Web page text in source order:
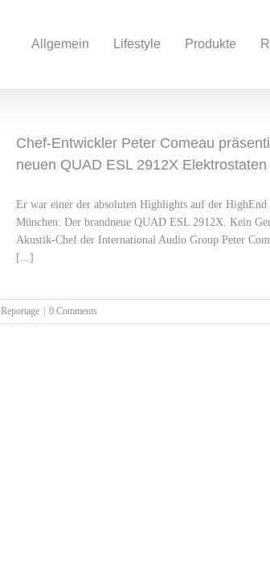
Allgemein Lifestyle Produkte
Chef-Entwickler Peter Comeau
neuen QUAD ESL 2912X Elektrostaten
Er war einer der absoluten Highlights auf der HighEnd
München: Der brandneue QUAD ESL 2912X. Kein
Akustik-Chef der International Audio Group Peter
[...]
Reportage 0 Comments